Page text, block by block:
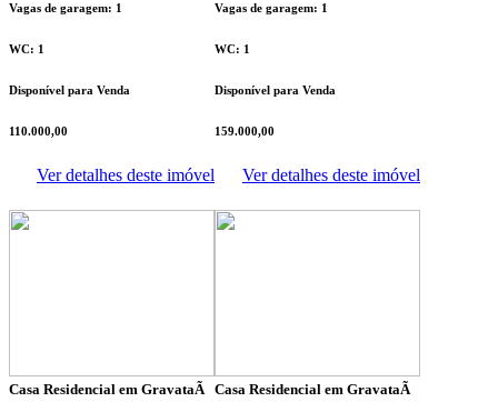
Vagas de garagem: 1
WC: 1
Disponível para Venda
110.000,00
Ver detalhes deste imóvel
Vagas de garagem: 1
WC: 1
Disponível para Venda
159.000,00
Ver detalhes deste imóvel
Casa Residencial em GravataÃ­ Casa Residencial em GravataÃ­